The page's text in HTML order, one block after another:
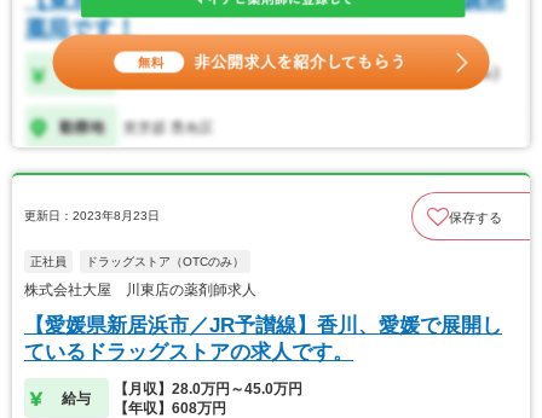
更新日：2023年8月23日 保存する
正社員 ドラッグストア（OTCのみ）
株式会社大屋 川東店の薬剤師求人
【愛媛県新居浜市／JR予讃線】香川、愛媛で展開し
ているドラッグストアの求人です。
給与
【月収】28.0万円～45.0万円
【年収】608万円